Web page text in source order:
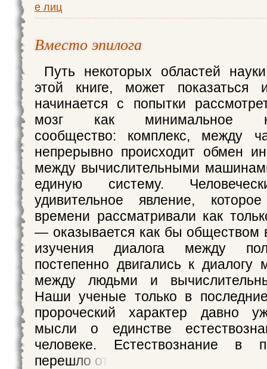
е лиц
Вместо эпилога
Путь некоторых областей
этой книге, может показаться
начинается с попытки
мозг как минимальное
сообщество: комплекс, между
непрерывно происходит обмен
между вычислительными
единую систему.
удивительное явление,
времени рассматривали как
— оказывается как бы обществом
изучения диалога между
постепенно двигались к
между людьми и
Наши ученые только в
пророческий характер давно
мысли о единстве
человеке. Естествознание в
перешло от